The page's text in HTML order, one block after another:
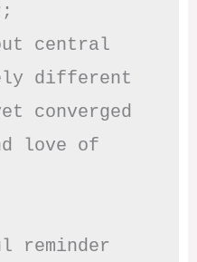
central
different
converged
love of
reminder